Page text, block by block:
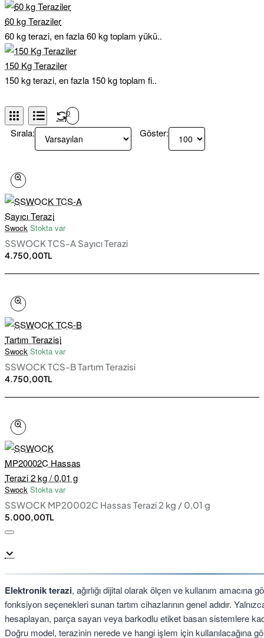
60 kg Teraziler
60 kg terazi, en fazla 60 kg toplam yükü..
150 Kg Teraziler
150 kg terazi, en fazla 150 kg toplam fi..
0
Sırala: Göster:
Swock Stokta var
SSWOCK TCS-A Sayıcı Terazi
4.750,00TL
Swock Stokta var
SSWOCK TCS-B Tartım Terazisi
4.750,00TL
Swock Stokta var
SSWOCK MP20002C Hassas Terazi 2 kg / 0,01 g
5.000,00TL
Elektronik terazi, ağırlığı dijital olarak ölçen ve kullanım amacına
fonksiyon seçenekleri sunan tartım cihazlarının genel adıdır.
hesaplayan, parça sayan veya barkodlu etiket basan sistemlere
Doğru model, terazinin nerede ve hangi işlem için kullanılacağına